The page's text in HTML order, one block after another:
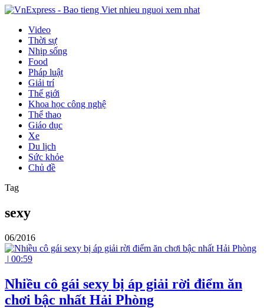
Video
Thời sự
Nhịp sống
Food
Pháp luật
Giải trí
Thế giới
Khoa học công nghệ
Thể thao
Giáo dục
Xe
Du lịch
Sức khỏe
Chủ đề
Tag
sexy
06/2016
| 00:59
Nhiều cô gái sexy bị áp giải rời điểm ăn
chơi bậc nhất Hải Phòng